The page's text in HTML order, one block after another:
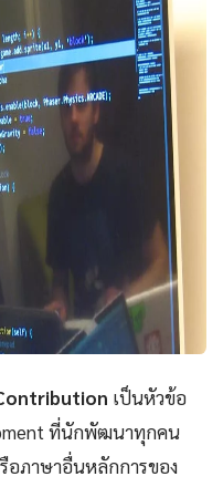
เป็นหัวข้อ
ที่นักพัฒนาทุกคน
อภาษาอื่นหลักการของ